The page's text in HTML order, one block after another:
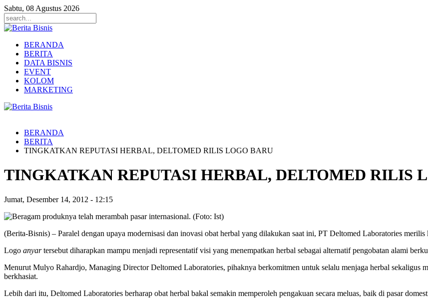
Sabtu, 08 Agustus 2026
BERANDA
BERITA
DATA BISNIS
EVENT
KOLOM
MARKETING
BERANDA
BERITA
TINGKATKAN REPUTASI HERBAL, DELTOMED RILIS LOGO BARU
TINGKATKAN REPUTASI HERBAL, DELTOMED RILIS
Jumat, Desember 14, 2012 - 12:15
(Berita-Bisnis) – Paralel dengan upaya modernisasi dan inovasi obat herbal yang dilakukan saat ini, PT Deltomed Laboratories merilis
Logo anyartersebut diharapkan mampu menjadi representatif visi yang menempatkan herbal sebagai alternatif pengobatan alami
Menurut Mulyo Rahardjo, Managing Director Deltomed Laboratories, pihaknya berkomitmen untuk selalu menjaga herbal sekaligus
berkhasiat.
Lebih dari itu, Deltomed Laboratories berharap obat herbal bakal semakin memperoleh pengakuan secara meluas, baik di pasar